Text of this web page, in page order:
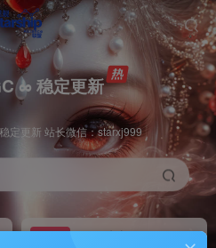
∞ 稳定更新
定更新 站长微信：starxj999
工作流主页